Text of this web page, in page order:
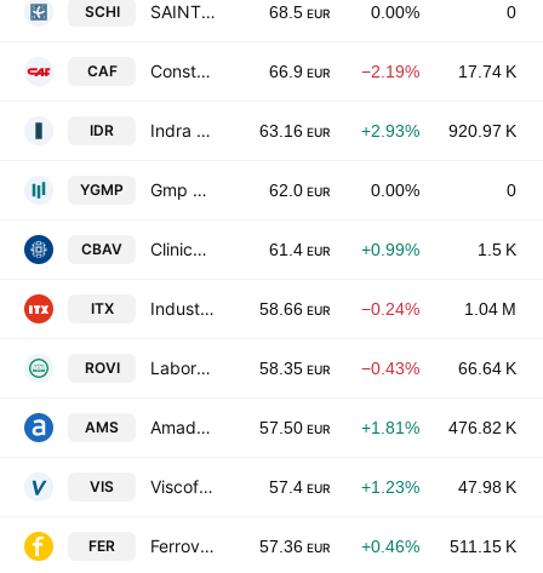
SCHI SAINT CROIX HOLDING IMMOBILIER, SOCIMI, S.A. 68.5 EUR 0.00% 0
CAF Construcciones y Auxiliar de Ferrocarriles, S.A. 66.9 EUR −2.19% 17.74 K
IDR Indra Sistemas, S.A. Class A 63.16 EUR +2.93% 920.97 K
YGMP Gmp Property SOCIMI SA 62.0 EUR 0.00% 0
CBAV Clinica Baviera SA 61.4 EUR +0.99% 1.5 K
ITX Industria de Diseno Textil, S.A. 58.66 EUR −0.24% 1.04 M
ROVI Laboratorios Farmaceuticos Rovi, S.A. 58.35 EUR −0.43% 66.64 K
AMS Amadeus IT Group SA Class A 57.50 EUR +1.81% 476.82 K
VIS Viscofan, S.A. 57.4 EUR +1.23% 47.98 K
FER Ferrovial N.V. 57.36 EUR +0.46% 511.15 K